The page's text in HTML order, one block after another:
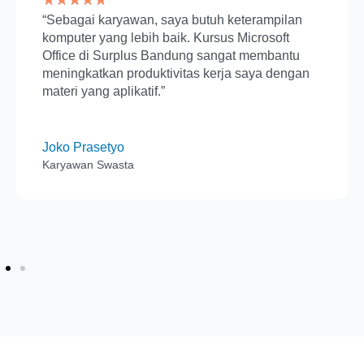
“Sebagai karyawan, saya butuh keterampilan
komputer yang lebih baik. Kursus Microsoft
Office di Surplus Bandung sangat membantu
meningkatkan produktivitas kerja saya dengan
materi yang aplikatif.”
Joko Prasetyo
Karyawan Swasta